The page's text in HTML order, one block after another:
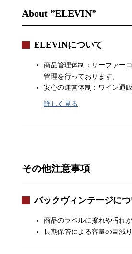
About ”ELEVIN”
ELEVINについて
商品管理体制：リーファー
管理を行っております。
安心の運営体制：ワイン通
詳しく見る
その他注意事項
バックヴィンテージに
商品のラベルに擦れや汚れ
長期保管による容量の目減